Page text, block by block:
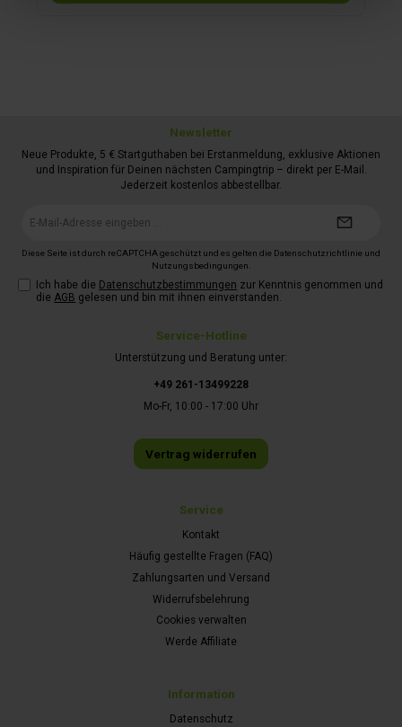
Service-Hotline
Unterstützung und Beratung unter:
+49 261-13499228
Mo-Fr, 10:00 - 17:00 Uhr
Vertrag widerrufen
Service
Kontakt
Häufig gestellte Fragen (FAQ)
Zahlungsarten und Versand
Widerrufsbelehrung
Cookies verwalten
Werde Affiliate
Information
Datenschutz
Newsletter
Neue Produkte, 5 € Startguthaben bei Erstanmeldung, exklusive Aktionen
und Inspiration für Deinen nächsten Campingtrip – direkt per E-Mail.
Jederzeit kostenlos abbestellbar.
Diese Seite ist durch reCAPTCHA geschützt und es gelten die Datenschutzrichtlinie und
Nutzungsbedingungen.
Ich habe die Datenschutzbestimmungen zur Kenntnis genommen und
die AGB gelesen und bin mit ihnen einverstanden.